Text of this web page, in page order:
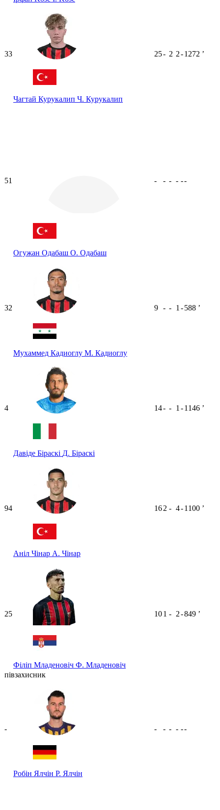
33
Чагтай Курукалип Ч. Курукалип
25- 2 2-1272 ʼ
51
Огужан Одабаш О. Одабаш
- - - - --
32
Мухаммед Кадиоглу М. Кадиоглу
9 - - 1 -588 ʼ
4
Давіде Біраскі Д. Біраскі
14- - 1 -1146 ʼ
94
Аніл Чінар А. Чінар
162 - 4-1100 ʼ
25
Філіп Младеновіч Ф. Младеновіч
101 - 2-849 ʼ
півзахисник
-
Робін Ялчін Р. Ялчін
- - - - --